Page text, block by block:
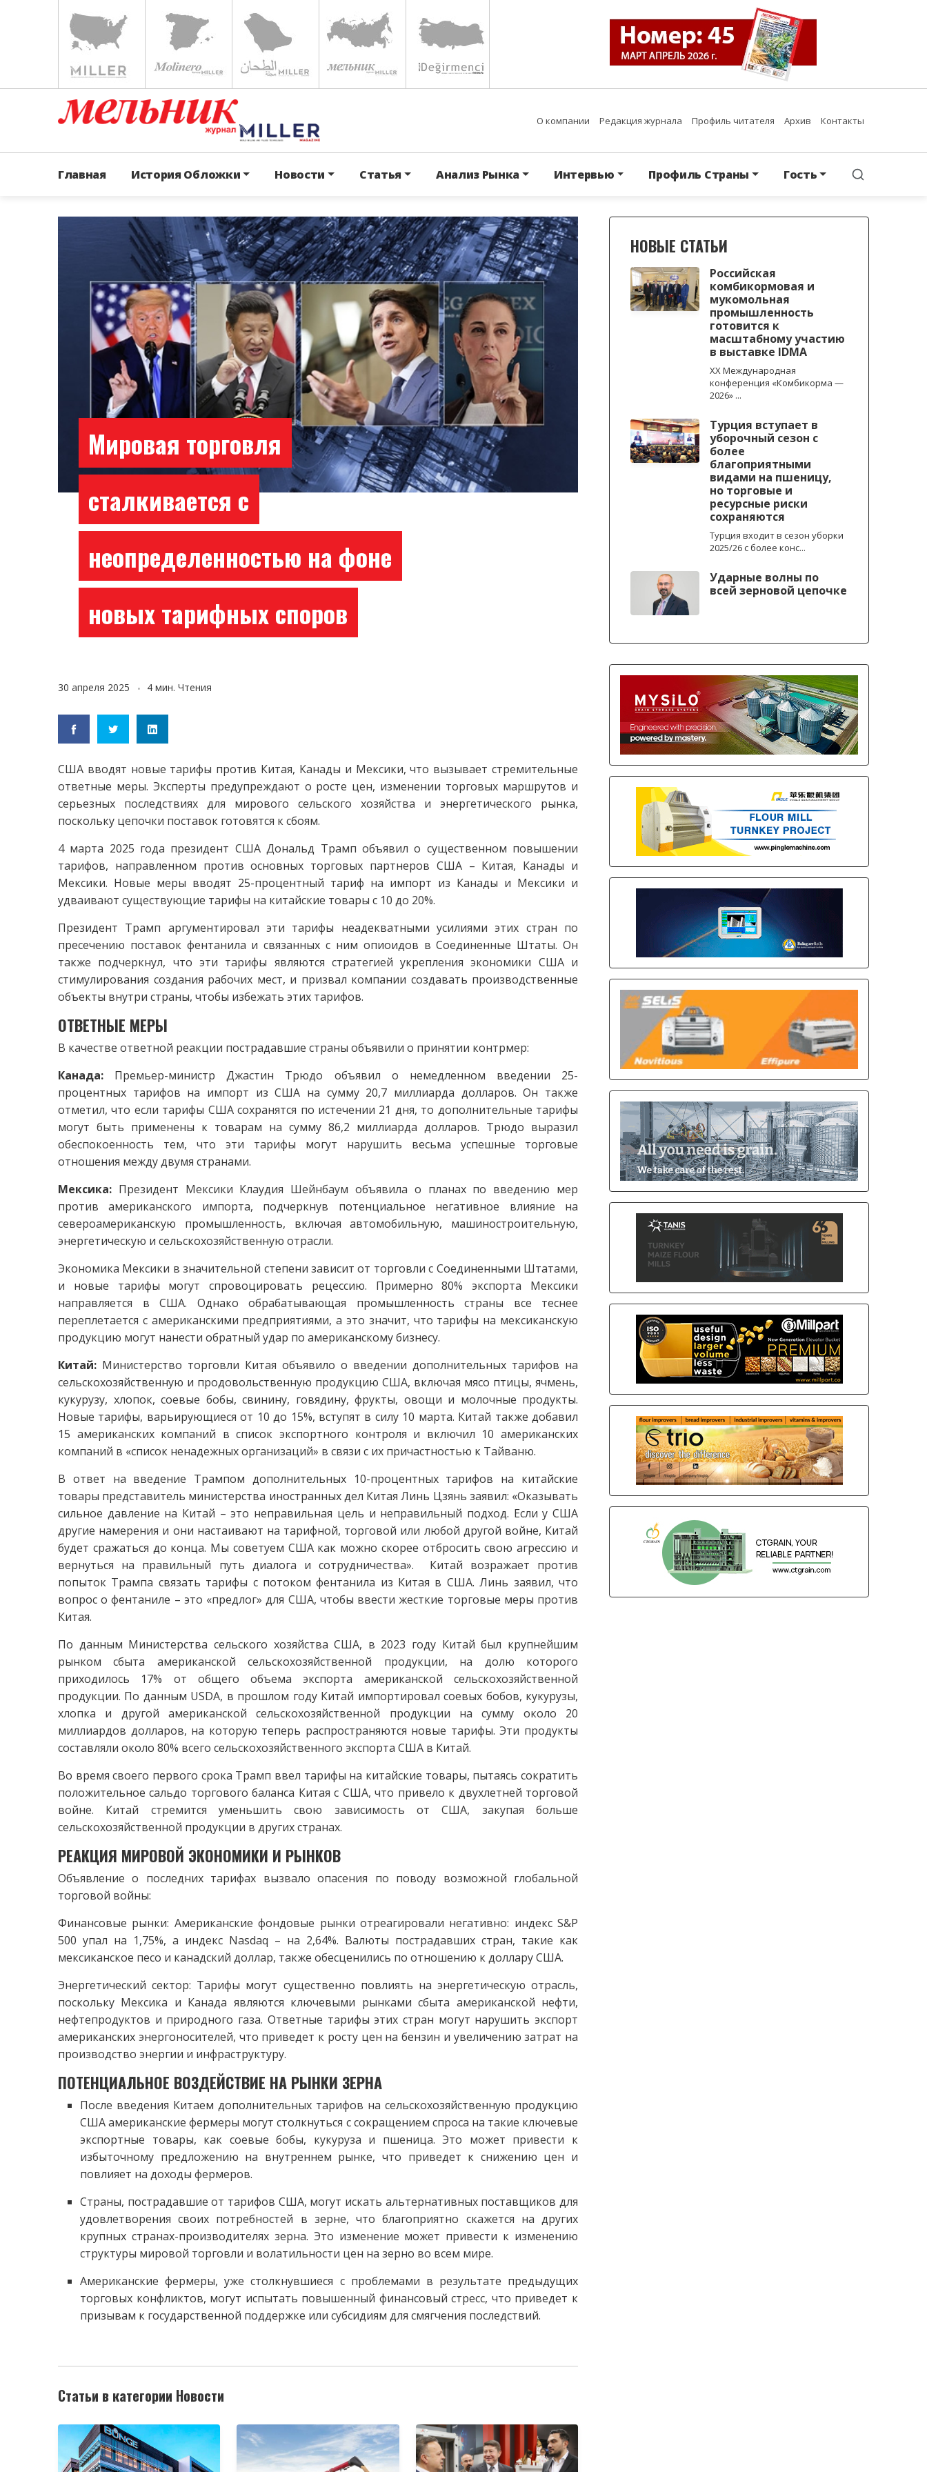
О компании Редакция журнала Профиль читателя Архив Контакты
Главная История Обложки Новости Статья Анализ Рынка Интервью Профиль Страны Гость
Мировая торговля
сталкивается с
неопределенностью на фоне
новых тарифных споров
30 апреля 2025 4 мин. Чтения
США вводят новые тарифы против Китая, Канады и Мексики, что вызывает стремительные
ответные меры. Эксперты предупреждают о росте цен, изменении торговых маршрутов и
серьезных последствиях для мирового сельского хозяйства и энергетического рынка,
поскольку цепочки поставок готовятся к сбоям.
4 марта 2025 года президент США Дональд Трамп объявил о существенном повышении
тарифов, направленном против основных торговых партнеров США – Китая, Канады и
Мексики. Новые меры вводят 25-процентный тариф на импорт из Канады и Мексики и
удваивают существующие тарифы на китайские товары с 10 до 20%.
Президент Трамп аргументировал эти тарифы неадекватными усилиями этих стран по
пресечению поставок фентанила и связанных с ним опиоидов в Соединенные Штаты. Он
также подчеркнул, что эти тарифы являются стратегией укрепления экономики США и
стимулирования создания рабочих мест, и призвал компании создавать производственные
объекты внутри страны, чтобы избежать этих тарифов.
ОТВЕТНЫЕ МЕРЫ
В качестве ответной реакции пострадавшие страны объявили о принятии контрмер:
Канада: Премьер-министр Джастин Трюдо объявил о немедленном введении 25-
процентных тарифов на импорт из США на сумму 20,7 миллиарда долларов. Он также
отметил, что если тарифы США сохранятся по истечении 21 дня, то дополнительные тарифы
могут быть применены к товарам на сумму 86,2 миллиарда долларов. Трюдо выразил
обеспокоенность тем, что эти тарифы могут нарушить весьма успешные торговые
отношения между двумя странами.
Мексика: Президент Мексики Клаудия Шейнбаум объявила о планах по введению мер
против американского импорта, подчеркнув потенциальное негативное влияние на
североамериканскую промышленность, включая автомобильную, машиностроительную,
энергетическую и сельскохозяйственную отрасли.
Экономика Мексики в значительной степени зависит от торговли с Соединенными Штатами,
и новые тарифы могут спровоцировать рецессию. Примерно 80% экспорта Мексики
направляется в США. Однако обрабатывающая промышленность страны все теснее
переплетается с американскими предприятиями, а это значит, что тарифы на мексиканскую
продукцию могут нанести обратный удар по американскому бизнесу.
Китай: Министерство торговли Китая объявило о введении дополнительных тарифов на
сельскохозяйственную и продовольственную продукцию США, включая мясо птицы, ячмень,
кукурузу, хлопок, соевые бобы, свинину, говядину, фрукты, овощи и молочные продукты.
Новые тарифы, варьирующиеся от 10 до 15%, вступят в силу 10 марта. Китай также добавил
15 американских компаний в список экспортного контроля и включил 10 американских
компаний в «список ненадежных организаций» в связи с их причастностью к Тайваню.
В ответ на введение Трампом дополнительных 10-процентных тарифов на китайские
товары представитель министерства иностранных дел Китая Линь Цзянь заявил: «Оказывать
сильное давление на Китай – это неправильная цель и неправильный подход. Если у США
другие намерения и они настаивают на тарифной, торговой или любой другой войне, Китай
будет сражаться до конца. Мы советуем США как можно скорее отбросить свою агрессию и
вернуться на правильный путь диалога и сотрудничества». Китай возражает против
попыток Трампа связать тарифы с потоком фентанила из Китая в США. Линь заявил, что
вопрос о фентаниле – это «предлог» для США, чтобы ввести жесткие торговые меры против
Китая.
По данным Министерства сельского хозяйства США, в 2023 году Китай был крупнейшим
рынком сбыта американской сельскохозяйственной продукции, на долю которого
приходилось 17% от общего объема экспорта американской сельскохозяйственной
продукции. По данным USDA, в прошлом году Китай импортировал соевых бобов, кукурузы,
хлопка и другой американской сельскохозяйственной продукции на сумму около 20
миллиардов долларов, на которую теперь распространяются новые тарифы. Эти продукты
составляли около 80% всего сельскохозяйственного экспорта США в Китай.
Во время своего первого срока Трамп ввел тарифы на китайские товары, пытаясь сократить
положительное сальдо торгового баланса Китая с США, что привело к двухлетней торговой
войне. Китай стремится уменьшить свою зависимость от США, закупая больше
сельскохозяйственной продукции в других странах.
РЕАКЦИЯ МИРОВОЙ ЭКОНОМИКИ И РЫНКОВ
Объявление о последних тарифах вызвало опасения по поводу возможной глобальной
торговой войны:
Финансовые рынки: Американские фондовые рынки отреагировали негативно: индекс S&P
500 упал на 1,75%, а индекс Nasdaq – на 2,64%. Валюты пострадавших стран, такие как
мексиканское песо и канадский доллар, также обесценились по отношению к доллару США.
Энергетический сектор: Тарифы могут существенно повлиять на энергетическую отрасль,
поскольку Мексика и Канада являются ключевыми рынками сбыта американской нефти,
нефтепродуктов и природного газа. Ответные тарифы этих стран могут нарушить экспорт
американских энергоносителей, что приведет к росту цен на бензин и увеличению затрат на
производство энергии и инфраструктуру.
ПОТЕНЦИАЛЬНОЕ ВОЗДЕЙСТВИЕ НА РЫНКИ ЗЕРНА
После введения Китаем дополнительных тарифов на сельскохозяйственную продукцию
США американские фермеры могут столкнуться с сокращением спроса на такие ключевые
экспортные товары, как соевые бобы, кукуруза и пшеница. Это может привести к
избыточному предложению на внутреннем рынке, что приведет к снижению цен и
повлияет на доходы фермеров.
Страны, пострадавшие от тарифов США, могут искать альтернативных поставщиков для
удовлетворения своих потребностей в зерне, что благоприятно скажется на других
крупных странах-производителях зерна. Это изменение может привести к изменению
структуры мировой торговли и волатильности цен на зерно во всем мире.
Американские фермеры, уже столкнувшиеся с проблемами в результате предыдущих
торговых конфликтов, могут испытать повышенный финансовый стресс, что приведет к
призывам к государственной поддержке или субсидиям для смягчения последствий.
Статьи в категории Новости
НОВЫЕ СТАТЬИ
Российская
комбикормовая и
мукомольная
промышленность
готовится к
масштабному участию
в выставке IDMA
XX Международная
конференция «Комбикорма —
2026» ...
Турция вступает в
уборочный сезон с
более
благоприятными
видами на пшеницу,
но торговые и
ресурсные риски
сохраняются
Турция входит в сезон уборки
2025/26 с более конс...
Ударные волны по
всей зерновой цепочке